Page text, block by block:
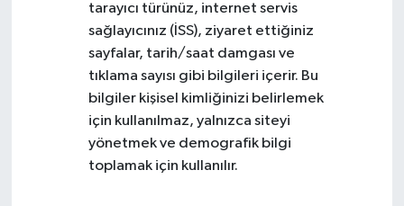
tarayıcı türünüz, internet servis
sağlayıcınız (İSS), ziyaret ettiğiniz
sayfalar, tarih/saat damgası ve
tıklama sayısı gibi bilgileri içerir. Bu
bilgiler kişisel kimliğinizi belirlemek
için kullanılmaz, yalnızca siteyi
yönetmek ve demografik bilgi
toplamak için kullanılır.